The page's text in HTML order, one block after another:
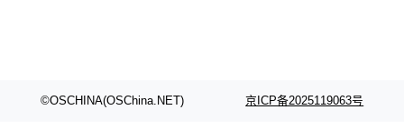
©OSCHINA(OSChina.NET) 京ICP备2025119063号